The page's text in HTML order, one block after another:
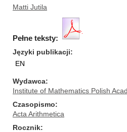
Matti Jutila
Pełne teksty:
Języki publikacji
EN
Wydawca
Institute of Mathematics Polish
Czasopismo
Acta Arithmetica
Rocznik